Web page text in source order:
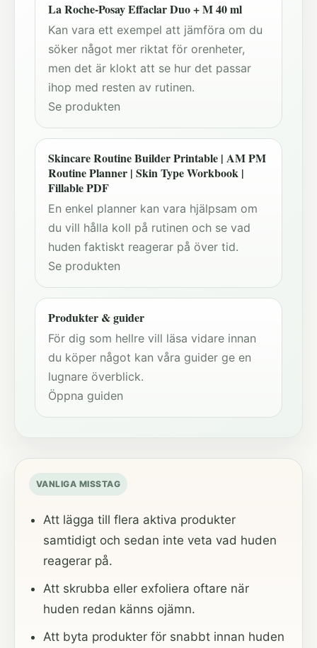
La Roche-Posay Effaclar Duo + M 40 ml
Kan vara ett exempel att jämföra om du
söker något mer riktat för orenheter,
men det är klokt att se hur det passar
ihop med resten av rutinen.
Se produkten
Skincare Routine Builder Printable | AM PM
Routine Planner | Skin Type Workbook |
Fillable PDF
En enkel planner kan vara hjälpsam om
du vill hålla koll på rutinen och se vad
huden faktiskt reagerar på över tid.
Se produkten
Produkter & guider
För dig som hellre vill läsa vidare innan
du köper något kan våra guider ge en
lugnare överblick.
Öppna guiden
VANLIGA MISSTAG
Att lägga till flera aktiva produkter
samtidigt och sedan inte veta vad huden
reagerar på.
Att skrubba eller exfoliera oftare när
huden redan känns ojämn.
Att byta produkter för snabbt innan huden